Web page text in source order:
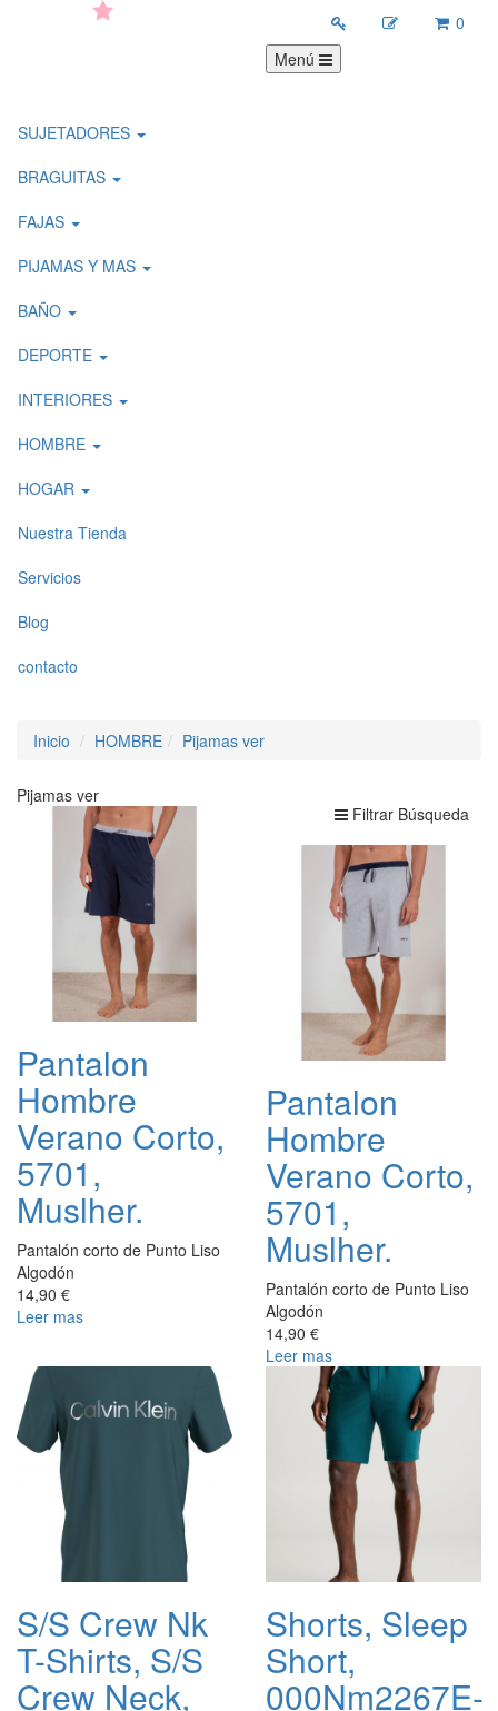
0
Menú
SUJETADORES
BRAGUITAS
FAJAS
PIJAMAS Y MAS
BAÑO
DEPORTE
INTERIORES
HOMBRE
HOGAR
Nuestra Tienda
Servicios
Blog
contacto
Inicio HOMBRE Pijamas ver
Filtrar Búsqueda
Pijamas ver
Pantalon
Hombre
Verano Corto,
5701,
Muslher.
Pantalón corto de Punto Liso
Algodón
14,90 €
Leer mas
Pantalon
Hombre
Verano Corto,
5701,
Muslher.
Pantalón corto de Punto Liso
Algodón
14,90 €
Leer mas
S/S Crew Nk
T-Shirts, S/S
Crew Neck,
Shorts, Sleep
Short,
000Nm2267E-